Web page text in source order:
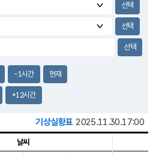
-1시간 현재
+12시간
기상실황표 2025.11.30.17:00
날씨